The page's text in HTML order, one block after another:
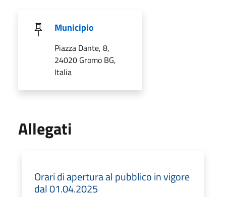
Municipio
Piazza Dante, 8,
24020 Gromo BG,
Italia
Allegati
Orari di apertura al pubblico in vigore
dal 01.04.2025